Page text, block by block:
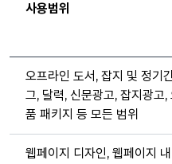
사용범위
오프라인 도서, 잡지 및 정기
그, 달력, 신문광고, 잡지광고
품 패키지 등 모든 범위
웹페이지 디자인, 웹페이지